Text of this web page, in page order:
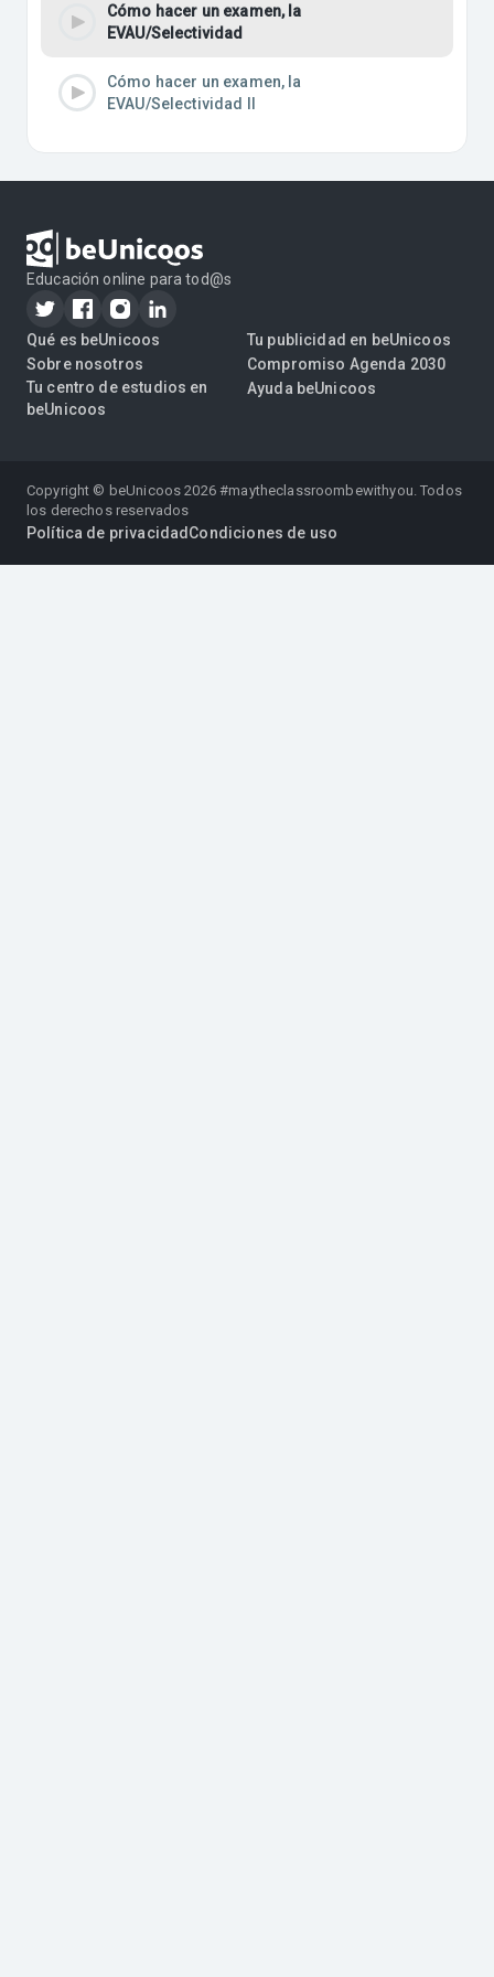
Cómo hacer un examen, la
EVAU/Selectividad
Cómo hacer un examen, la
EVAU/Selectividad II
Educación online para tod@s
Qué es beUnicoos
Sobre nosotros
Tu centro de estudios en
beUnicoos
Tu publicidad en beUnicoos
Compromiso Agenda 2030
Ayuda beUnicoos
Copyright © beUnicoos2026#maytheclassroombewithyou. Todos
los derechos reservados
Política de privacidad Condiciones de uso